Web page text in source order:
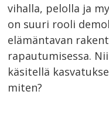
vihalla, pelolla ja
on suuri rooli
elämäntavan
rapautumisessa.
käsitellä
miten?